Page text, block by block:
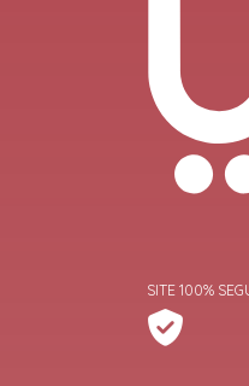
SITE 100%